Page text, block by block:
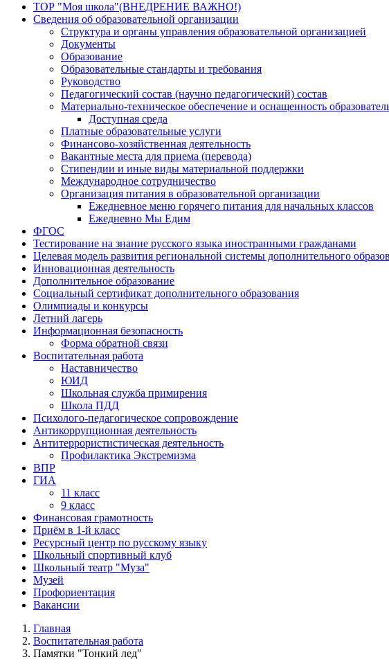
ТОР "Моя школа"(ВНЕДРЕНИЕ ВАЖНО!)
Сведения об образовательной организации
Структура и органы управления образовательной организацией
Документы
Образование
Образовательные стандарты и требования
Руководство
Педагогический состав (научно педагогический) состав
Материально-техническое обеспечение и оснащенность
Доступная среда
Платные образовательные услуги
Финансово-хозяйственная деятельность
Вакантные места для приема (перевода)
Стипендии и иные виды материальной поддержки
Международное сотрудничество
Организация питания в образовательной организации
Ежедневное меню горячего питания для начальных классов
Ежедневно Мы Едим
ФГОС
Тестирование на знание русского языка иностранными гражданами
Целевая модель развития региональной системы дополнительного
Инновационная деятельность
Дополнительное образование
Социальный сертификат дополнительного образования
Олимпиады и конкурсы
Летний лагерь
Информационная безопасность
Форма обратной связи
Воспитательная работа
Наставничество
ЮИД
Школьная служба примирения
Школа ПДД
Психолого-педагогическое сопровождение
Антикоррупционная деятельность
Антитеррористистическая деятельность
Профилактика Экстремизма
ВПР
ГИА
11 класс
9 класс
Финансовая грамотность
Приём в 1-й класс
Ресурсный центр по русскому языку
Школьный спортивный клуб
Школьный театр "Муза"
Музей
Профориентация
Вакансии
Главная
Воспитательная работа
Памятки "Тонкий лед"